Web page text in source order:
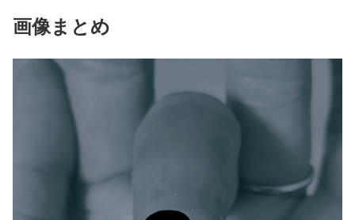
画像まとめ